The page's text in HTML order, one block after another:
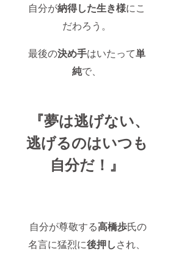
自分が納得した生き様にこ
だわろう。
最後の決め手はいたって単
純で、
『夢は逃げない、
逃げるのはいつも
自分だ！』
自分が尊敬する高橋歩氏の
名言に猛烈に後押しされ、